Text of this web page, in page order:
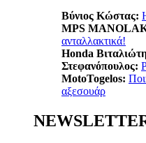
Βύνιος Κώστας:
MPS
ανταλλακτικά!
Honda
Στεφανόπουλος:
MotoTogelos:
αξεσουάρ